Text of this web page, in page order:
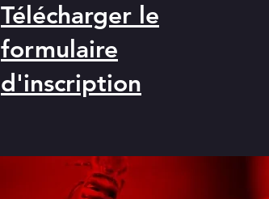
Télécharger le
formulaire
d'inscription